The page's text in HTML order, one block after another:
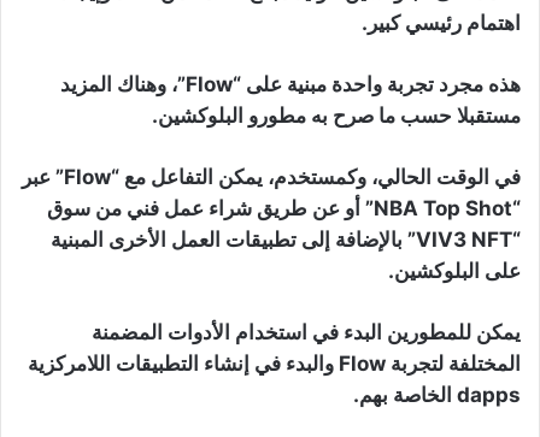
اهتمام رئيسي كبير.
هذه مجرد تجربة واحدة مبنية على “Flow”، وهناك المزيد
مستقبلا حسب ما صرح به مطورو البلوكشين.
في الوقت الحالي، وكمستخدم، يمكن التفاعل مع “Flow” عبر
“NBA Top Shot” أو عن طريق شراء عمل فني من سوق
“VIV3 NFT” بالإضافة إلى تطبيقات العمل الأخرى المبنية
على البلوكشين.
يمكن للمطورين البدء في استخدام الأدوات المضمنة
المختلفة لتجربة Flow والبدء في إنشاء التطبيقات اللامركزية
dapps الخاصة بهم.